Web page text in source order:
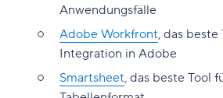
Anwendungsfälle
Adobe Workfront, das beste
Integration in Adobe
Smartsheet, das beste Tool